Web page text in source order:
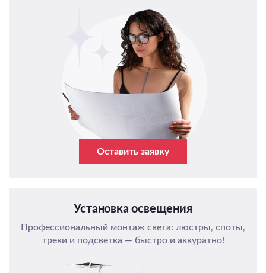
Оставить заявку
Установка освещения
Профессиональный монтаж света: люстры, споты,
треки и подсветка — быстро и аккуратно!